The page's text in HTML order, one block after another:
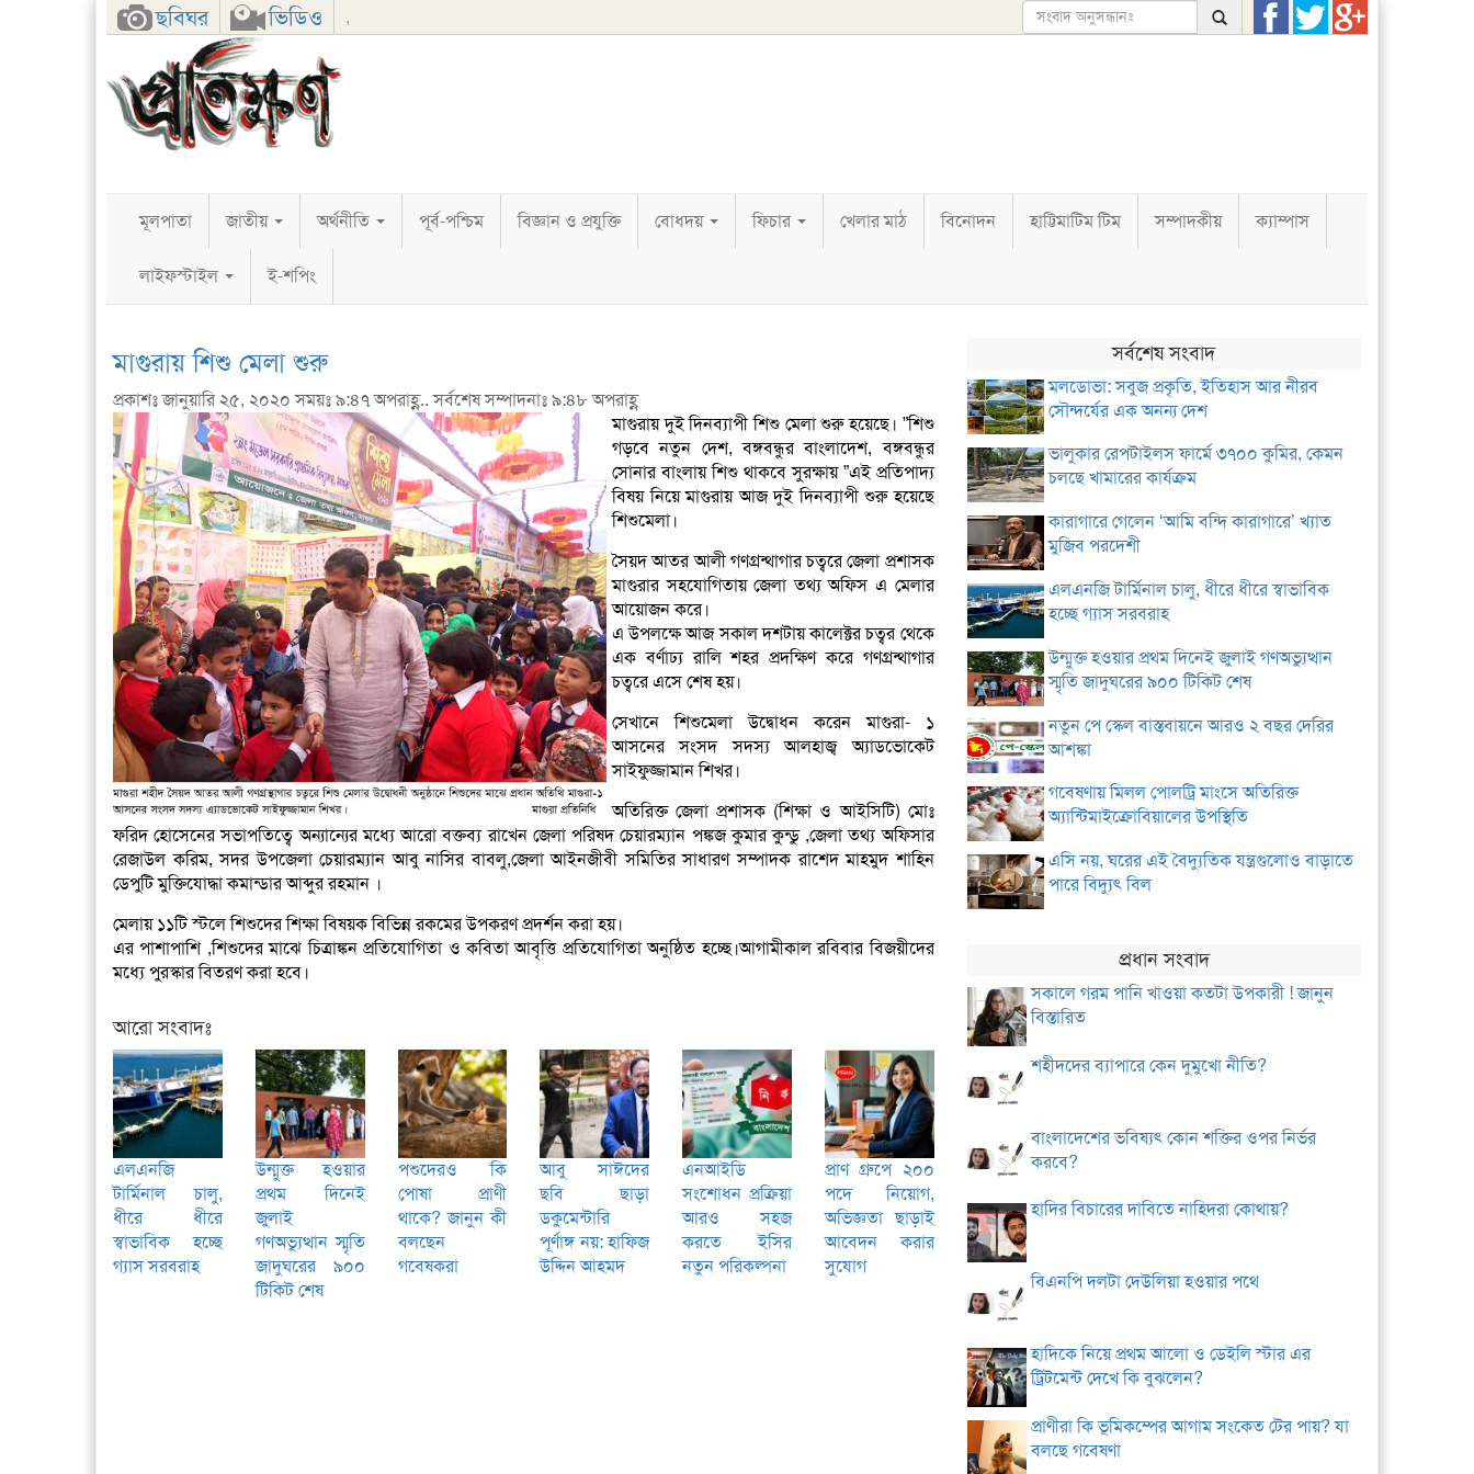
ছবিঘর ভিডিও ,
FacebookTwitterGoogle+
মূলপাতা জাতীয় অর্থনীতি পূর্ব-পশ্চিম বিজ্ঞান ও প্রযুক্তি বোধদয় ফিচার খেলার মাঠ বিনোদন হাট্টিমাটিম টিম সম্পাদকীয় ক্যাম্পাস
লাইফস্টাইল ই-শপিং
মাগুরায় শিশু মেলা শুরু
প্রকাশঃ জানুয়ারি ২৫, ২০২০ সময়ঃ ৯:৪৭ অপরাহ্ণ.. সর্বশেষ সম্পাদনাঃ ৯:৪৮ অপরাহ্ণ
মাগুরায় দুই দিনব্যাপী শিশু মেলা শুরু হয়েছে। ”শিশু
গড়বে নতুন দেশ, বঙ্গবন্ধুর বাংলাদেশ, বঙ্গবন্ধুর
সোনার বাংলায় শিশু থাকবে সুরক্ষায় ”এই প্রতিপাদ্য
বিষয় নিয়ে মাগুরায় আজ দুই দিনব্যাপী শুরু হয়েছে
শিশুমেলা।
সৈয়দ আতর আলী গণগ্রন্থাগার চত্বরে জেলা প্রশাসক
মাগুরার সহযোগিতায় জেলা তথ্য অফিস এ মেলার
আয়োজন করে।
এ উপলক্ষে আজ সকাল দশটায় কালেক্টর চত্বর থেকে
এক বর্ণাঢ্য রালি শহর প্রদক্ষিণ করে গণগ্রন্থাগার
চত্বরে এসে শেষ হয়।
সেখানে শিশুমেলা উদ্বোধন করেন মাগুরা- ১
আসনের সংসদ সদস্য আলহাজ্ব অ্যাডভোকেট
সাইফুজ্জামান শিখর।
অতিরিক্ত জেলা প্রশাসক (শিক্ষা ও আইসিটি) মোঃ
ফরিদ হোসেনের সভাপতিত্বে অন্যান্যের মধ্যে আরো বক্তব্য রাখেন জেলা পরিষদ চেয়ারম্যান পঙ্কজ কুমার কুন্ডু ,জেলা তথ্য অফিসার
রেজাউল করিম, সদর উপজেলা চেয়ারম্যান আবু নাসির বাবলু,জেলা আইনজীবী সমিতির সাধারণ সম্পাদক রাশেদ মাহমুদ শাহিন
ডেপুটি মুক্তিযোদ্ধা কমান্ডার আব্দুর রহমান ।
মেলায় ১১টি স্টলে শিশুদের শিক্ষা বিষয়ক বিভিন্ন রকমের উপকরণ প্রদর্শন করা হয়।
এর পাশাপাশি ,শিশুদের মাঝে চিত্রাঙ্কন প্রতিযোগিতা ও কবিতা আবৃত্তি প্রতিযোগিতা অনুষ্ঠিত হচ্ছে।আগামীকাল রবিবার বিজয়ীদের
মধ্যে পুরস্কার বিতরণ করা হবে।
আরো সংবাদঃ
এলএনজি
টার্মিনাল চালু,
ধীরে ধীরে
স্বাভাবিক হচ্ছে
গ্যাস সরবরাহ
উন্মুক্ত হওয়ার
প্রথম দিনেই
জুলাই
গণঅভ্যুত্থান স্মৃতি
জাদুঘরের ৯০০
টিকিট শেষ
পশুদেরও কি
পোষা প্রাণী
থাকে? জানুন কী
বলছেন
গবেষকরা
আবু সাঈদের
ছবি ছাড়া
ডকুমেন্টারি
পূর্ণাঙ্গ নয়: হাফিজ
উদ্দিন আহমদ
এনআইডি
সংশোধন প্রক্রিয়া
আরও সহজ
করতে ইসির
নতুন পরিকল্পনা
প্রাণ গ্রুপে ২০০
পদে নিয়োগ,
অভিজ্ঞতা ছাড়াই
আবেদন করার
সুযোগ
সর্বশেষ সংবাদ
মলডোভা: সবুজ প্রকৃতি, ইতিহাস আর নীরব
সৌন্দর্যের এক অনন্য দেশ
ভালুকার রেপটাইলস ফার্মে ৩৭০০ কুমির, কেমন
চলছে খামারের কার্যক্রম
কারাগারে গেলেন ‘আমি বন্দি কারাগারে’ খ্যাত
মুজিব পরদেশী
এলএনজি টার্মিনাল চালু, ধীরে ধীরে স্বাভাবিক
হচ্ছে গ্যাস সরবরাহ
উন্মুক্ত হওয়ার প্রথম দিনেই জুলাই গণঅভ্যুত্থান
স্মৃতি জাদুঘরের ৯০০ টিকিট শেষ
নতুন পে স্কেল বাস্তবায়নে আরও ২ বছর দেরির
আশঙ্কা
গবেষণায় মিলল পোলট্রি মাংসে অতিরিক্ত
অ্যান্টিমাইক্রোবিয়ালের উপস্থিতি
এসি নয়, ঘরের এই বৈদ্যুতিক যন্ত্রগুলোও বাড়াতে
পারে বিদ্যুৎ বিল
প্রধান সংবাদ
সকালে গরম পানি খাওয়া কতটা উপকারী ! জানুন
বিস্তারিত
শহীদদের ব্যাপারে কেন দুমুখো নীতি?
বাংলাদেশের ভবিষ্যৎ কোন শক্তির ওপর নির্ভর
করবে?
হাদির বিচারের দাবিতে নাহিদরা কোথায়?
বিএনপি দলটা দেউলিয়া হওয়ার পথে
হাদিকে নিয়ে প্রথম আলো ও ডেইলি স্টার এর
ট্রিটমেন্ট দেখে কি বুঝলেন?
প্রাণীরা কি ভূমিকম্পের আগাম সংকেত টের পায়? যা
বলছে গবেষণা